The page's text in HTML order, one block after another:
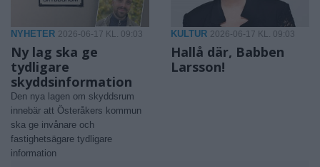
NYHETER 2026-06-17 KL. 09:03
Ny lag ska ge
tydligare
skyddsinformation
Den nya lagen om skyddsrum
innebär att Österåkers kommun
ska ge invånare och
fastighetsägare tydligare
information
KULTUR 2026-06-17 KL. 09:03
Hallå där, Babben
Larsson!